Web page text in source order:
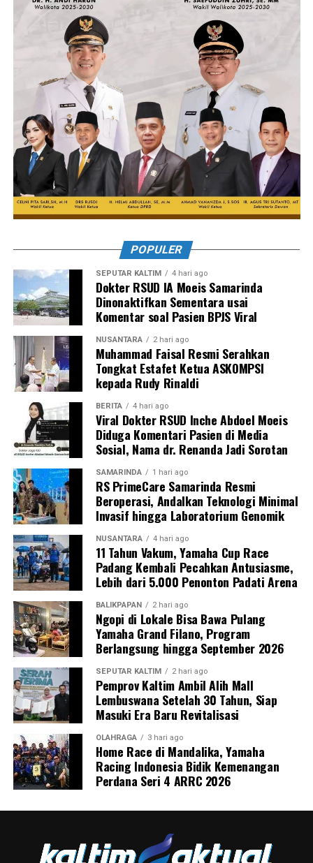
POPULER
SEPUTAR KALTIM 4 hari ago
Dokter RSUD IA Moeis Samarinda
Dinonaktifkan Sementara usai
Komentar soal Pasien BPJS Viral
NUSANTARA 2 hari ago
Muhammad Faisal Resmi Serahkan
Tongkat Estafet Ketua ASKOMPSI
kepada Rudy Rinaldi
BERITA 4 hari ago
Viral Dokter RSUD Inche Abdoel Moeis
Diduga Komentari Pasien di Media
Sosial, Nama dr. Renanda Jadi Sorotan
SAMARINDA 1 hari ago
RS PrimeCare Samarinda Resmi
Beroperasi, Andalkan Teknologi Minimal
Invasif hingga Laboratorium Genomik
NUSANTARA 4 hari ago
11 Tahun Vakum, Yamaha Cup Race
Padang Kembali Pecahkan Antusiasme,
Lebih dari 5.000 Penonton Padati Arena
BALIKPAPAN 2 hari ago
Ngopi di Lokale Bisa Bawa Pulang
Yamaha Grand Filano, Program
Berlangsung hingga September 2026
SEPUTAR KALTIM 2 hari ago
Pemprov Kaltim Ambil Alih Mall
Lembuswana Setelah 30 Tahun, Siap
Masuki Era Baru Revitalisasi
OLAHRAGA 3 hari ago
Home Race di Mandalika, Yamaha
Racing Indonesia Bidik Kemenangan
Perdana Seri 4 ARRC 2026